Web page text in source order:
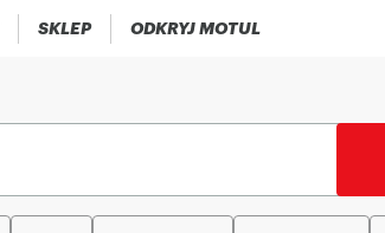
SKLEP ODKRYJ MOTUL